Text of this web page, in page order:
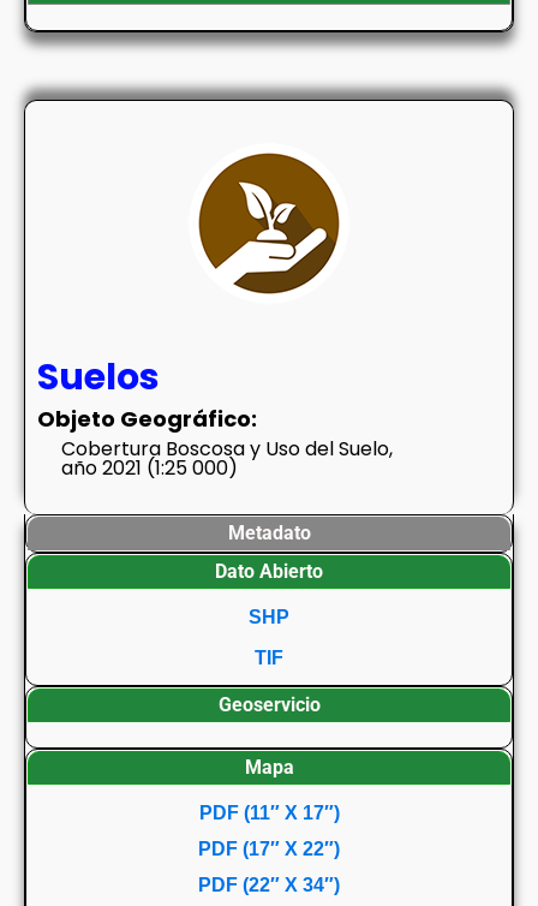
Suelos
Objeto Geográfico:
Cobertura Boscosa y Uso del Suelo,
año 2021 (1:25 000)
Metadato
Dato Abierto
SHP
TIF
Geoservicio
Mapa
PDF (11″ X 17″)
PDF (17″ X 22″)
PDF (22″ X 34″)